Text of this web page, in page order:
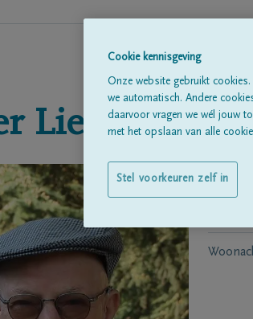
Liefooghe
Cookie kennisgeving
Onze website gebruikt
we automatisch. Andere
daarvoor vragen we wél jouw
met het opslaan van alle
Stel voorkeuren zelf in